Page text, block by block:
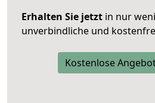
Erhalten Sie jetzt in nur
unverbindliche und
Kostenlose